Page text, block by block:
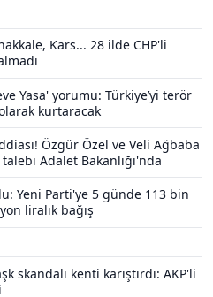
Kars... 28 ilde CHP'li
Yasa' yorumu: Türkiye’yi terör
kurtaracak
Özgür Özel ve Veli Ağbaba
Adalet Bakanlığı'nda
Yeni Parti'ye 5 günde 113 bin
liralık bağış
skandalı kenti karıştırdı: AKP'li